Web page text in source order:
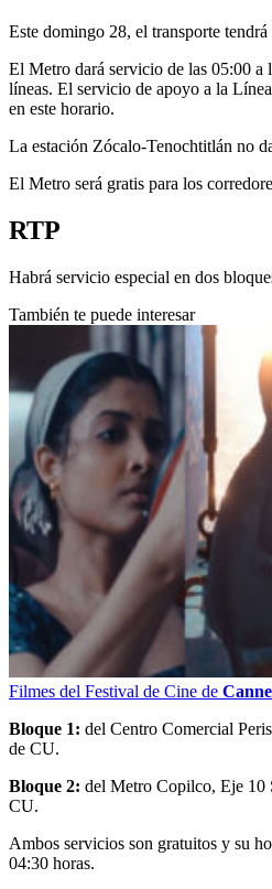
Este domingo 28, el transporte
El Metro dará servicio de las 05:00 a
líneas. El servicio de apoyo a la
en este horario.
La estación Zócalo-Tenochtitlán no
El Metro será gratis para los
RTP
Habrá servicio especial en dos
También te puede interesar
Filmes del Festival de Cine de
Bloque 1: del Centro Comercial
de CU.
Bloque 2: del Metro Copilco, Eje 10
CU.
Ambos servicios son gratuitos y su
04:30 horas.